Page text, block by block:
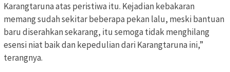
Karangtaruna atas peristiwa itu. Kejadian kebakaran
memang sudah sekitar beberapa pekan lalu, meski bantuan
baru diserahkan sekarang, itu semoga tidak menghilang
esensi niat baik dan kepedulian dari Karangtaruna ini,”
terangnya.